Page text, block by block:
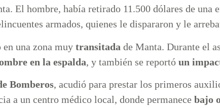
El hombre, había retirado 11.500 dólares de una
armados, quienes le dispararon y le
una zona muy transitada de Manta. Durante el
en la espalda, y también se reportó un
Bomberos, acudió para prestar los primeros
a un centro médico local, donde permanece bajo